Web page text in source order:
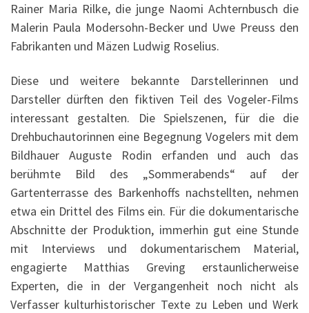
Rainer Maria Rilke, die junge Naomi Achternbusch die
Malerin Paula Modersohn-Becker und Uwe Preuss den
Fabrikanten und Mäzen Ludwig Roselius.
Diese und weitere bekannte Darstellerinnen und
Darsteller dürften den fiktiven Teil des Vogeler-Films
interessant gestalten. Die Spielszenen, für die die
Drehbuchautorinnen eine Begegnung Vogelers mit dem
Bildhauer Auguste Rodin erfanden und auch das
berühmte Bild des „Sommerabends“ auf der
Gartenterrasse des Barkenhoffs nachstellten, nehmen
etwa ein Drittel des Films ein. Für die dokumentarische
Abschnitte der Produktion, immerhin gut eine Stunde
mit Interviews und dokumentarischem Material,
engagierte Matthias Greving erstaunlicherweise
Experten, die in der Vergangenheit noch nicht als
Verfasser kulturhistorischer Texte zu Leben und Werk